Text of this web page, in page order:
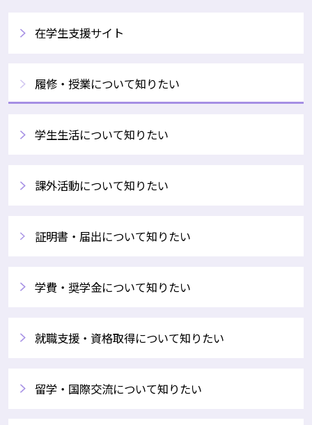
在学生支援サイト
履修・授業について知りたい
学生生活について知りたい
課外活動について知りたい
証明書・届出について知りたい
学費・奨学金について知りたい
就職支援・資格取得について知りたい
留学・国際交流について知りたい